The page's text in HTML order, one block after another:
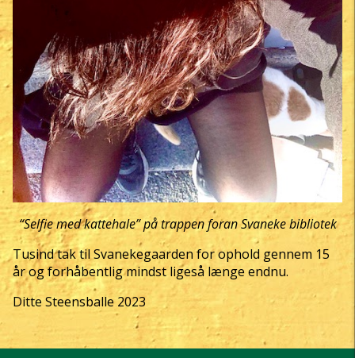
“Selfie med kattehale” på trappen foran Svaneke bibliotek
Tusind tak til Svanekegaarden for ophold gennem 15
år og forhåbentlig mindst ligeså længe endnu.
Ditte Steensballe 2023